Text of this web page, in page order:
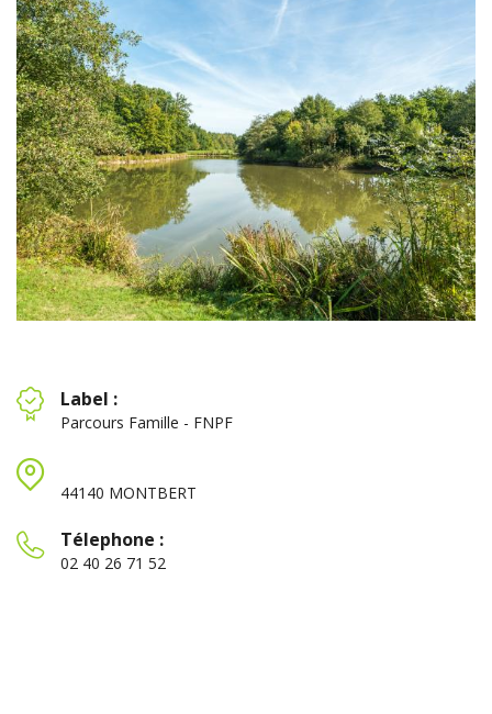
Label :
Parcours Famille - FNPF
44140 MONTBERT
Télephone :
02 40 26 71 52